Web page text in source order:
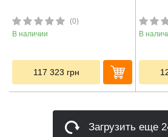
(0)
В наличии
117 323 грн
В
Загрузить еще